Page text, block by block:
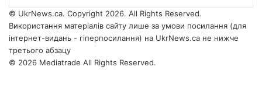
© UkrNews.ca. Copyright 2026. All Rights Reserved.
Використання матеріалів сайту лише за умови посилання (для
інтернет-видань - гіперпосилання) на UkrNews.ca не нижче
третього абзацу
© 2026 Mediatrade All Rights Reserved.